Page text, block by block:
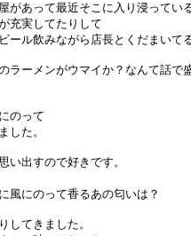
があって最近そこに入り浸ってい
充実してたりして
ール飲みながら店長とくだまいて
ラーメンがウマイか？なんて話で
のって
した。
い出すので好きです。
風にのって香るあの匂いは？
してきました。